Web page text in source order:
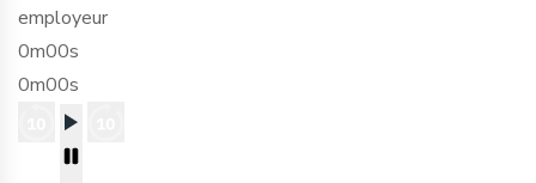
employeur
0m00s
0m00s